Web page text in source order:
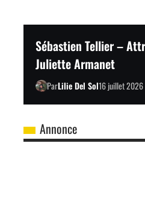
Sébastien Tellier –
Juliette Armanet
ParLilie Del Sol16 juillet 2026
Annonce